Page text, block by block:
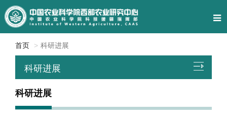
首页 科研进展
科研进展
科研进展